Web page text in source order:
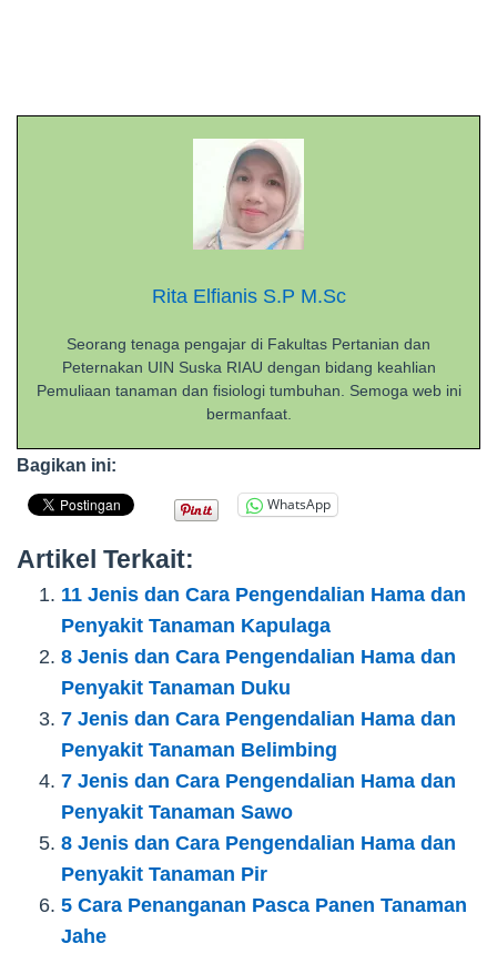
Rita Elfianis S.P M.Sc
Seorang tenaga pengajar di Fakultas Pertanian dan
Peternakan UIN Suska RIAU dengan bidang keahlian
Pemuliaan tanaman dan fisiologi tumbuhan. Semoga web ini
bermanfaat.
Bagikan ini:
WhatsApp
Artikel Terkait:
11 Jenis dan Cara Pengendalian Hama dan
Penyakit Tanaman Kapulaga
8 Jenis dan Cara Pengendalian Hama dan
Penyakit Tanaman Duku
7 Jenis dan Cara Pengendalian Hama dan
Penyakit Tanaman Belimbing
7 Jenis dan Cara Pengendalian Hama dan
Penyakit Tanaman Sawo
8 Jenis dan Cara Pengendalian Hama dan
Penyakit Tanaman Pir
5 Cara Penanganan Pasca Panen Tanaman
Jahe